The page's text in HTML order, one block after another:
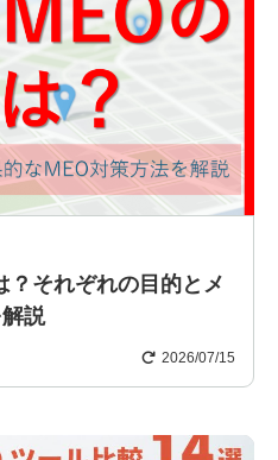
？それぞれの目的とメ
説
2026/07/15